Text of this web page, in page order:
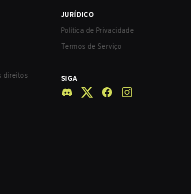
direitos
JURÍDICO
Política de Privacidade
Termos de Serviço
SIGA